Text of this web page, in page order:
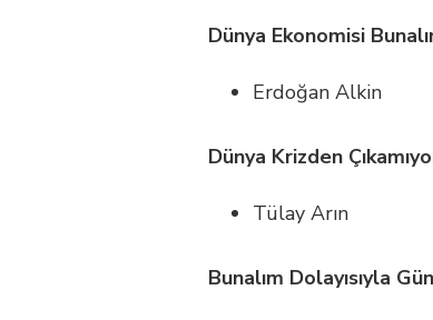
Dünya Ekonomisi
Erdoğan Alkin
Dünya Krizden
Tülay Arın
Bunalım Dolayısıyla